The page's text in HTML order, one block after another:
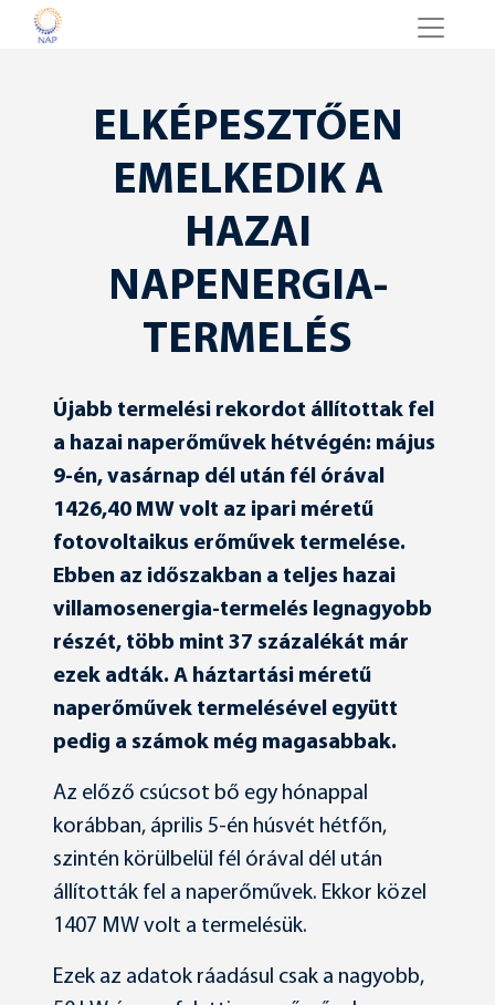
ELKÉPESZTŐEN
EMELKEDIK A
HAZAI
NAPENERGIA-
TERMELÉS
Újabb termelési rekordot állítottak fel
a hazai naperőművek hétvégén: május
9-én, vasárnap dél után fél órával
1426,40 MW volt az ipari méretű
fotovoltaikus erőművek termelése.
Ebben az időszakban a teljes hazai
villamosenergia-termelés legnagyobb
részét, több mint 37 százalékát már
ezek adták. A háztartási méretű
naperőművek termelésével együtt
pedig a számok még magasabbak.
Az előző csúcsot bő egy hónappal
korábban, április 5-én húsvét hétfőn,
szintén körülbelül fél órával dél után
állították fel a naperőművek. Ekkor közel
1407 MW volt a termelésük.
Ezek az adatok ráadásul csak a nagyobb,